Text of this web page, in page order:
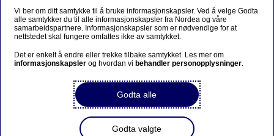
Slik hjelper vi deg med å bytte
bank til oss
Konto og AvtaleGiro
Vi ber om ditt samtykke til å bruke informasjonskapsler. Ved å velge Godta
alle samtykker du til alle informasjonskapsler fra Nordea og våre
samarbeidspartnere. Informasjonskapsler som er nødvendige for at
nettstedet skal fungere omfattes ikke av samtykket.
Det er enkelt å endre eller trekke tilbake samtykket. Les mer om
informasjonskapsler og hvordan vi behandler personopplysninger.
Godta alle
Godta valgte